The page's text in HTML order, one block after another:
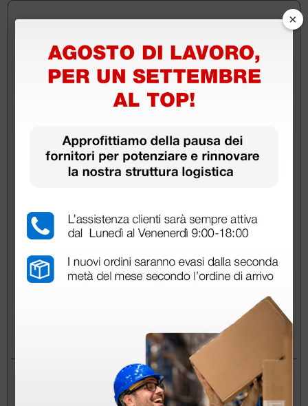
Hai ancora qualche dubbio? Vuoi ulteriori
informazioni?
Invia ora la tua domanda ai colleghi che hanno già
×